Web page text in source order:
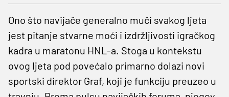
Ono što navijače generalno muči svakog ljeta
jest pitanje stvarne moći i izdržljivosti igračkog
kadra u maratonu HNL-a. Stoga u kontekstu
ovog ljeta pod povećalo primarno dolazi novi
sportski direktor Graf, koji je funkciju preuzeo u